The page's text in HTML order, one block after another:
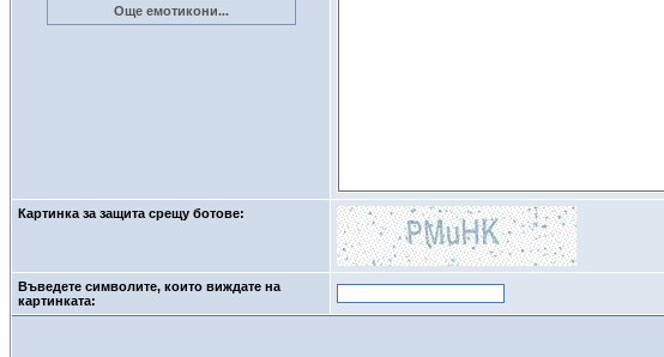
Още емотикони...
Картинка за защита срещу ботове:
Въведете символите, които виждате на
картинката: